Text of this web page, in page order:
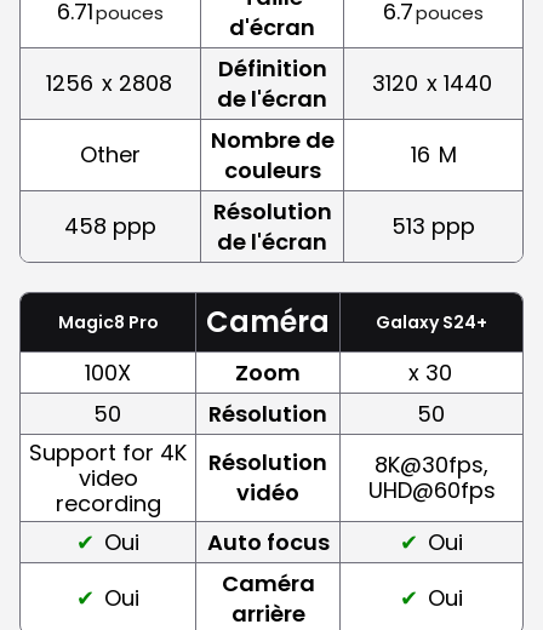
6.71pouces
d'écran
6.7pouces
1256 x 2808
Définition
de l'écran
3120 x 1440
Other
Nombre de
couleurs
16 M
458 ppp
Résolution
de l'écran
513 ppp
Magic8 Pro Caméra Galaxy S24+
100X Zoom
x 30
50
Résolution
50
Support for 4K
video
recording
Résolution
vidéo
8K@30fps,
UHD@60fps
Oui
Auto focus
Oui
Oui
Caméra
arrière
Oui